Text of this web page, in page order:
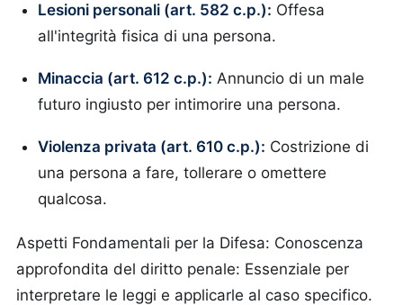
Lesioni personali (art. 582 c.p.): Offesa
all'integrità fisica di una persona.
Minaccia (art. 612 c.p.): Annuncio di un male
futuro ingiusto per intimorire una persona.
Violenza privata (art. 610 c.p.): Costrizione di
una persona a fare, tollerare o omettere
qualcosa.
Aspetti Fondamentali per la Difesa: Conoscenza
approfondita del diritto penale: Essenziale per
interpretare le leggi e applicarle al caso specifico.